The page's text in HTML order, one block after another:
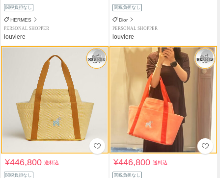
関税負担なし
HERMES
PERSONAL SHOPPER
louviere
関税負担なし
Dior
PERSONAL SHOPPER
louviere
¥446,800送料込
関税負担なし
¥446,800送料込
関税負担なし